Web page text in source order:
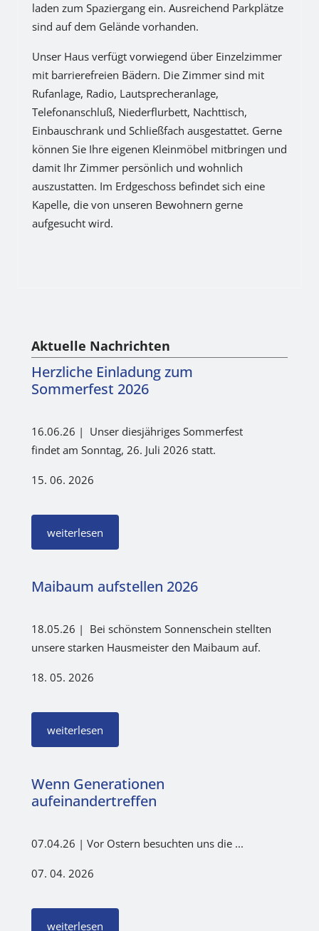
laden zum Spaziergang ein. Ausreichend Parkplätze
sind auf dem Gelände vorhanden.
Unser Haus verfügt vorwiegend über Einzelzimmer
mit barrierefreien Bädern. Die Zimmer sind mit
Rufanlage, Radio, Lautsprecheranlage,
Telefonanschluß, Niederflurbett, Nachttisch,
Einbauschrank und Schließfach ausgestattet. Gerne
können Sie Ihre eigenen Kleinmöbel mitbringen und
damit Ihr Zimmer persönlich und wohnlich
auszustatten. Im Erdgeschoss befindet sich eine
Kapelle, die von unseren Bewohnern gerne
aufgesucht wird.
Aktuelle Nachrichten
Herzliche Einladung zum
Sommerfest 2026
16.06.26 | Unser diesjähriges Sommerfest
findet am Sonntag, 26. Juli 2026 statt.
15. 06. 2026
weiterlesen
Maibaum aufstellen 2026
18.05.26 | Bei schönstem Sonnenschein stellten
unsere starken Hausmeister den Maibaum auf.
18. 05. 2026
weiterlesen
Wenn Generationen
aufeinandertreffen
07.04.26 | Vor Ostern besuchten uns die ...
07. 04. 2026
weiterlesen